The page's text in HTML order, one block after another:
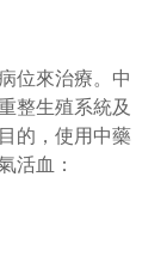
位來治療。中
整生殖系統及
的，使用中藥
活血：